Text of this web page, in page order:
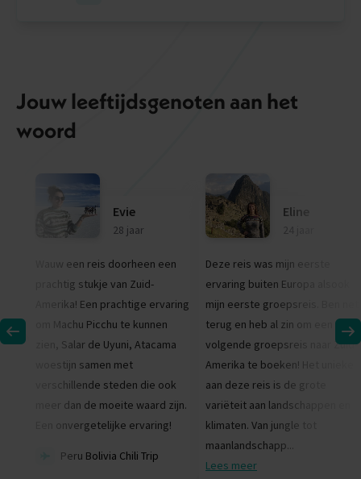
Jouw leeftijdsgenoten aan het
woord
Evie
28 jaar
Wauw een reis doorheen een
prachtig stukje van Zuid-
Amerika! Een prachtige ervaring
om Machu Picchu te kunnen
zien, Salar de Uyuni, Atacama
woestijn samen met
verschillende steden die ook
meer dan de moeite waard zijn.
Een onvergetelijke ervaring!
Peru Bolivia Chili Trip
Eline
24 jaar
Deze reis was mijn eerste
ervaring buiten Europa alsook
mijn eerste groepsreis. Ben net
terug en heb al zin om een
volgende groepsreis naar Zuid-
Amerika te boeken! Het unieke
aan deze reis is de grote
variëteit aan landschappen en
klimaten. Van jungle tot
maanlandschapp...
Lees meer